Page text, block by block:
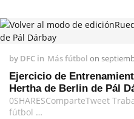
by DFC in Más fútbol on
Ejercicio de
Hertha de Berlin de Pál
0SHARESComparteTweet
fútbol …